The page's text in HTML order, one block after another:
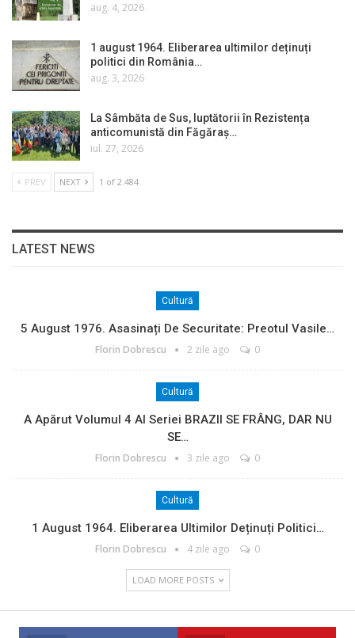
aug. 4, 2026
1 august 1964. Eliberarea ultimilor deținuți
politici din România…
aug. 3, 2026
La Sâmbăta de Sus, luptătorii în Rezistența
anticomunistă din Făgăraș…
iul. 27, 2026
PREV NEXT 1 of 2.484
LATEST NEWS
Cultură
5 August 1976. Asasinați De Securitate: Preotul Vasile…
Florin Dobrescu 2 zile ago 0
Cultură
A Apărut Volumul 4 Al Seriei BRAZII SE FRÂNG, DAR NU
SE…
Florin Dobrescu 3 zile ago 0
Cultură
1 August 1964. Eliberarea Ultimilor Deținuți Politici…
Florin Dobrescu 4 zile ago 0
LOAD MORE POSTS